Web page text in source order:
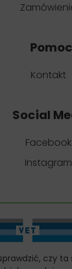
Pomoc
Kontakt
Social
Facebook
Instagram
czy